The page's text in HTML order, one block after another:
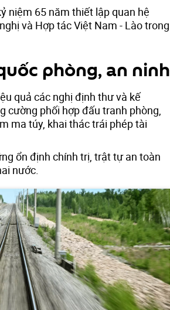
niệm 65 năm thiết lập quan hệ
và Hợp tác Việt Nam - Lào trong
phòng, an ninh
quả các nghị định thư và kế
cường phối hợp đấu tranh phòng,
ma túy, khai thác trái phép tài
ổn định chính trị, trật tự an toàn
nước.